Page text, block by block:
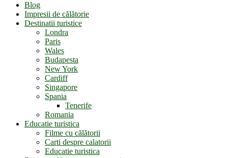
Blog
Impresii de călătorie
Destinatii turistice
Londra
Paris
Wales
Budapesta
New York
Cardiff
Singapore
Spania
Tenerife
Romania
Educatie turistica
Filme cu călătorii
Carti despre calatorii
Educatie turistica